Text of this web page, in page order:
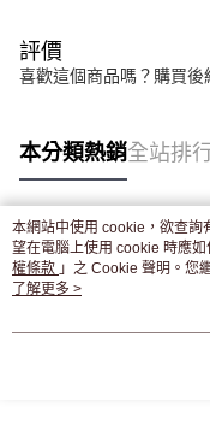
評價
喜歡這個商品嗎？購買後
本分類熱銷全站排
熱門標籤
本網站中使用 cookie，欲查詢
望在電腦上使用 cookie 時應
權條款 」之 Cookie 聲明。您
用條款之 Cookie 聲明使用
了解更多 >